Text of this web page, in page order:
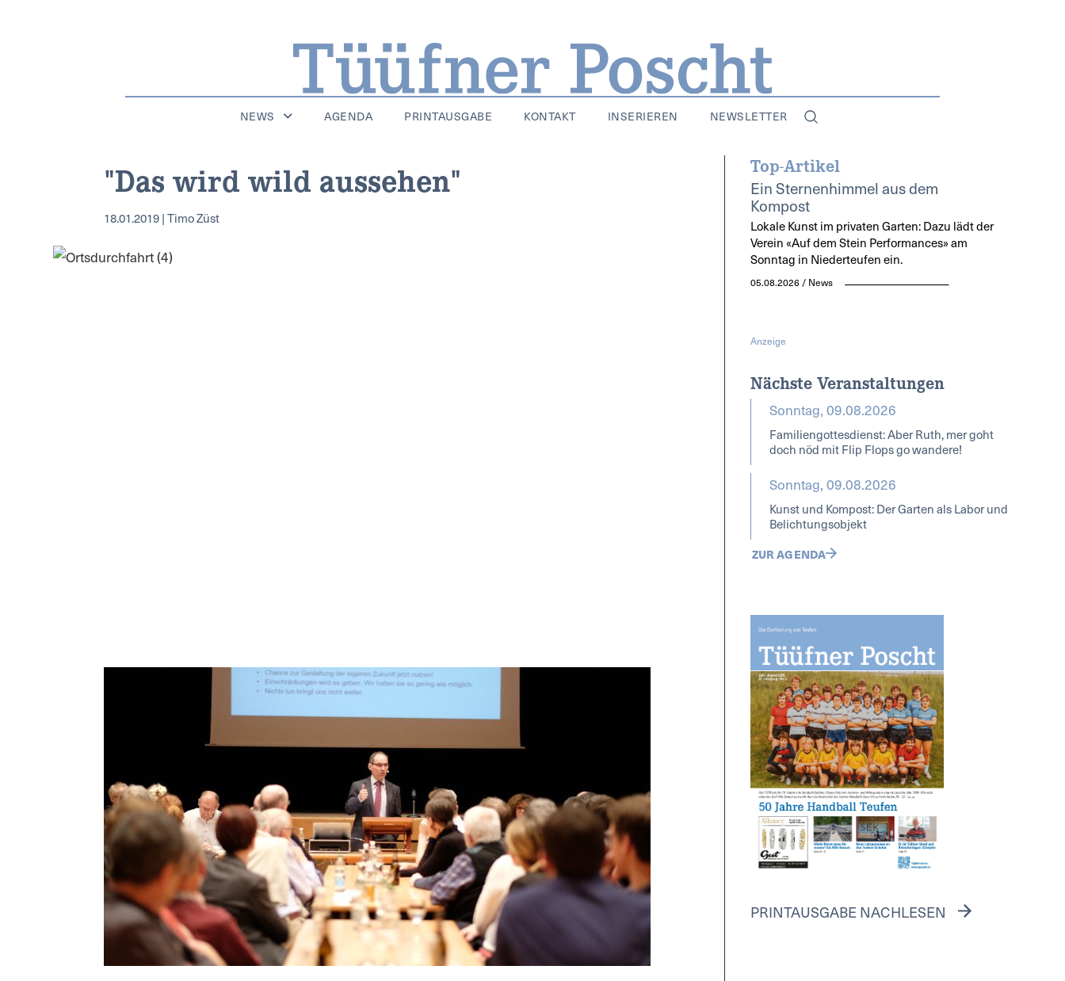
NEWS AGENDA PRINTAUSGABE KONTAKT INSERIEREN NEWSLETTER
"Das wird wild aussehen"
18.01.2019 | Timo Züst
Top-Artikel
Ein Sternenhimmel aus dem
Kompost
Lokale Kunst im privaten Garten: Dazu lädt der
Verein «Auf dem Stein Performances» am
Sonntag in Niederteufen ein.
05.08.2026 / News
Anzeige
Nächste Veranstaltungen
Sonntag, 09.08.2026
Familiengottesdienst: Aber Ruth, mer goht
doch nöd mit Flip Flops go wandere!
Sonntag, 09.08.2026
Kunst und Kompost: Der Garten als Labor und
Belichtungsobjekt
ZUR AGENDA
PRINTAUSGABE NACHLESEN